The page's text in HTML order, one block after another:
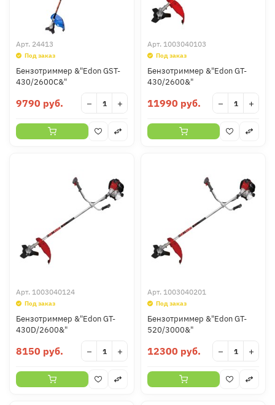
Арт. 24413
Под заказ
Бензотриммер &"Edon GST-
430/2600C&"
9790 руб. − +
Арт. 1003040103
Под заказ
Бензотриммер &"Edon GT-
430/2600&"
11990 руб. − +
Арт. 1003040124
Под заказ
Бензотриммер &"Edon GT-
430D/2600&"
8150 руб. − +
Арт. 1003040201
Под заказ
Бензотриммер &"Edon GT-
520/3000&"
12300 руб. − +